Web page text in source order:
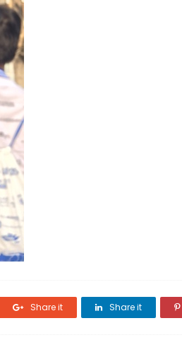
Share it Share it